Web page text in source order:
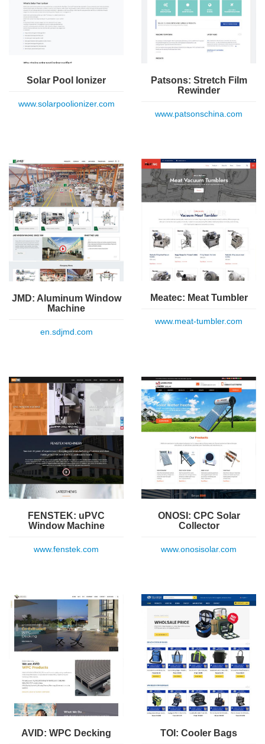
Solar Pool Ionizer
www.solarpoolionizer.com
Patsons: Stretch Film
Rewinder
www.patsonschina.com
JMD: Aluminum Window
Machine
en.sdjmd.com
Meatec: Meat Tumbler
www.meat-tumbler.com
FENSTEK: uPVC
Window Machine
www.fenstek.com
ONOSI: CPC Solar
Collector
www.onosisolar.com
AVID: WPC Decking TOI: Cooler Bags